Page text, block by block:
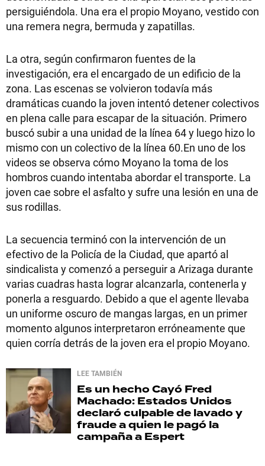
persiguiéndola. Una era el propio Moyano, vestido con
una remera negra, bermuda y zapatillas.
La otra, según confirmaron fuentes de la
investigación, era el encargado de un edificio de la
zona. Las escenas se volvieron todavía más
dramáticas cuando la joven intentó detener colectivos
en plena calle para escapar de la situación. Primero
buscó subir a una unidad de la línea 64 y luego hizo lo
mismo con un colectivo de la línea 60.En uno de los
videos se observa cómo Moyano la toma de los
hombros cuando intentaba abordar el transporte. La
joven cae sobre el asfalto y sufre una lesión en una de
sus rodillas.
La secuencia terminó con la intervención de un
efectivo de la Policía de la Ciudad, que apartó al
sindicalista y comenzó a perseguir a Arizaga durante
varias cuadras hasta lograr alcanzarla, contenerla y
ponerla a resguardo. Debido a que el agente llevaba
un uniforme oscuro de mangas largas, en un primer
momento algunos interpretaron erróneamente que
quien corría detrás de la joven era el propio Moyano.
LEE TAMBIÉN
Es un hechoCayó Fred
Machado: Estados Unidos
declaró culpable de lavado y
fraude a quien le pagó la
campaña a Espert